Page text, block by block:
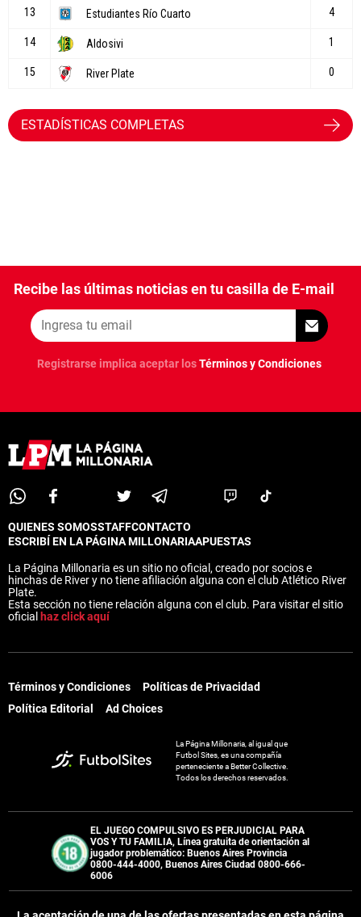
ESTADÍSTICAS COMPLETAS
Recibe las últimas noticias en tu casilla de E-mail
Registrarse implica aceptar losTérminos y Condiciones
QUIENES SOMOSSTAFFCONTACTO
ESCRIBÍ EN LA PÁGINA MILLONARIAAPUESTAS
La Página Millonaria es un sitio no oficial, creado por socios e
hinchas de River y no tiene afiliación alguna con el club Atlético River
Plate.
Esta sección no tiene relación alguna con el club. Para visitar el sitio
oficial haz click aquí
Términos y Condiciones
Políticas de Privacidad
Política Editorial
Ad Choices
La Página Millonaria, al igual que
Futbol Sites, es una compañía
perteneciente a Better Collective.
Todos los derechos reservados.
EL JUEGO COMPULSIVO ES PERJUDICIAL PARA
VOS Y TU FAMILIA, Línea gratuita de orientación al
jugador problemático: Buenos Aires Provincia
0800-444-4000, Buenos Aires Ciudad 0800-666-
6006